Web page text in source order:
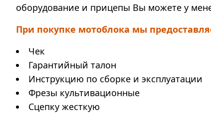
оборудование и прицепы Вы можете у
При покупке мотоблока мы
Чек
Гарантийный талон
Инструкцию по сборке и эксплуатации
Фрезы культивационные
Сцепку жесткую